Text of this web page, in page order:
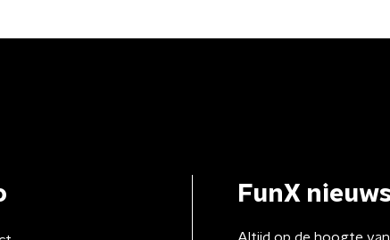
FunX
Altijd op de hoogte